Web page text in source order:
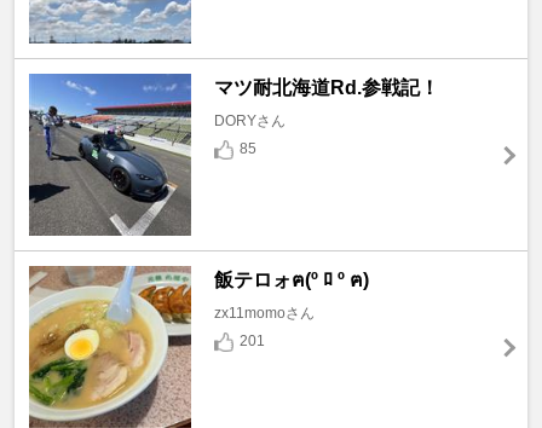
マツ耐北海道Rd.参戦記！
DORYさん
85
飯テロォฅ(º ﾛ º ฅ)
zx11momoさん
201